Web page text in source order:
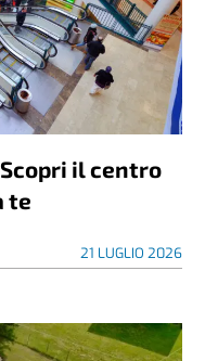
il centro
te
21 LUGLIO 2026